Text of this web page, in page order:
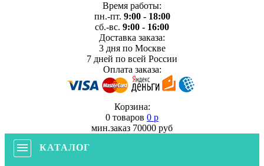
Время работы:
пн.-пт. 9:00 - 18:00
сб.-вс. 9:00 - 16:00
Доставка заказа:
3 дняпо Москве
7 дней по всей России
Оплата заказа:
Корзина:
0 товаров 0 р
мин.заказ 70000 руб
КАТАЛОГ